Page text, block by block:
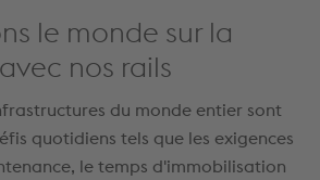
le monde sur la
nos rails
du monde entier sont
quotidiens tels que les exigences
le temps d'immobilisation